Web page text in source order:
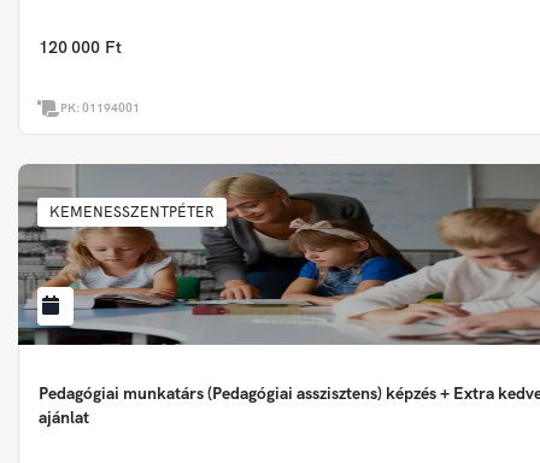
120 000 Ft
PK:01194001
KEMENESSZENTPÉTER
Pedagógiai munkatárs (Pedagógiai asszisztens) képzés + Extra
ajánlat